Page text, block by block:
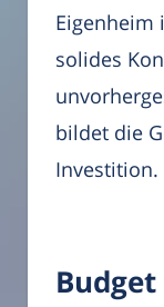
Eigenheim
solides
bildet die
Investition.